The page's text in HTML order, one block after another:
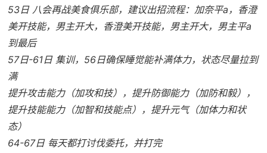
53日 八会再战美食俱乐部，建议出招流程：加奈平a，香澄
美开技能，男主开大，香澄美开技能，男主开大，男主平a
到最后
57日-61日 集训，56日确保睡觉能补满体力，状态尽量拉到
满
提升攻击能力（加攻和技），提升防御能力（加防和毅），
提升技能能力（加智和技能点），提升元气（加体力和状
态）
64-67日 每天都打讨伐委托，并打完